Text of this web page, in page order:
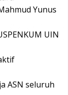
Yunus
UIN
ASN seluruh